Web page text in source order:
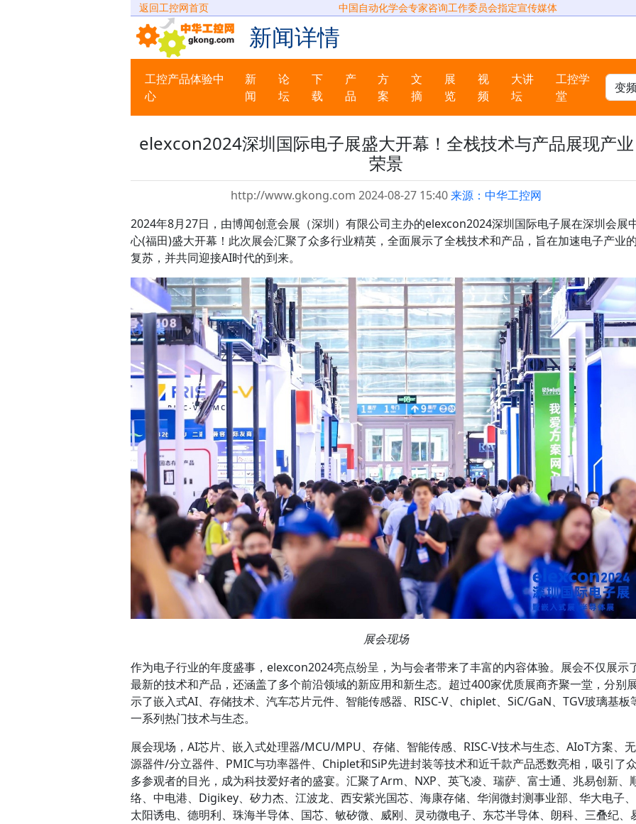
返回工控网首页 中国自动化学会专家咨询工作委员会指定宣传媒体
新闻详情
工控产品体验中
心
新
闻
论
坛
下
载
产
品
方
案
文
摘
展
览
视
频
大讲
坛
工控学
堂
elexcon2024深圳国际电子展盛大开幕！全栈技术与产品展现产业
荣景
http://www.gkong.com 2024-08-27 15:40来源：中华工控网
2024年8月27日，由博闻创意会展（深圳）有限公司主办的elexcon2024深圳国际电子展在深圳会展
心(福田)盛大开幕！此次展会汇聚了众多行业精英，全面展示了全栈技术和产品，旨在加速电子产业
复苏，并共同迎接AI时代的到来。
展会现场
作为电子行业的年度盛事，elexcon2024亮点纷呈，为与会者带来了丰富的内容体验。展会不仅展示
最新的技术和产品，还涵盖了多个前沿领域的新应用和新生态。超过400家优质展商齐聚一堂，分别
示了嵌入式AI、存储技术、汽车芯片元件、智能传感器、RISC-V、chiplet、SiC/GaN、TGV玻璃基板
一系列热门技术与生态。
展会现场，AI芯片、嵌入式处理器/MCU/MPU、存储、智能传感、RISC-V技术与生态、AIoT方案、无
源器件/分立器件、PMIC与功率器件、Chiplet和SiP先进封装等技术和近千款产品悉数亮相，吸引了
多参观者的目光，成为科技爱好者的盛宴。汇聚了Arm、NXP、英飞凌、瑞萨、富士通、兆易创新、
络、中电港、Digikey、矽力杰、江波龙、西安紫光国芯、海康存储、华润微封测事业部、华大电子、
太阳诱电、德明利、珠海半导体、国芯、敏矽微、威刚、灵动微电子、东芯半导体、朗科、三叠纪、